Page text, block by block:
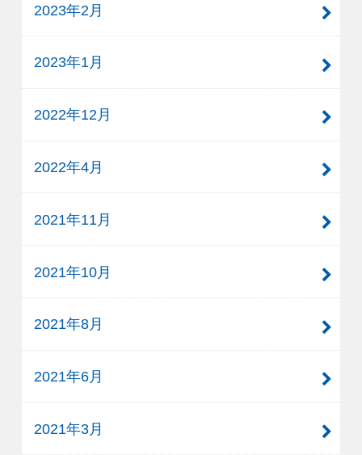
2023年2月
2023年1月
2022年12月
2022年4月
2021年11月
2021年10月
2021年8月
2021年6月
2021年3月